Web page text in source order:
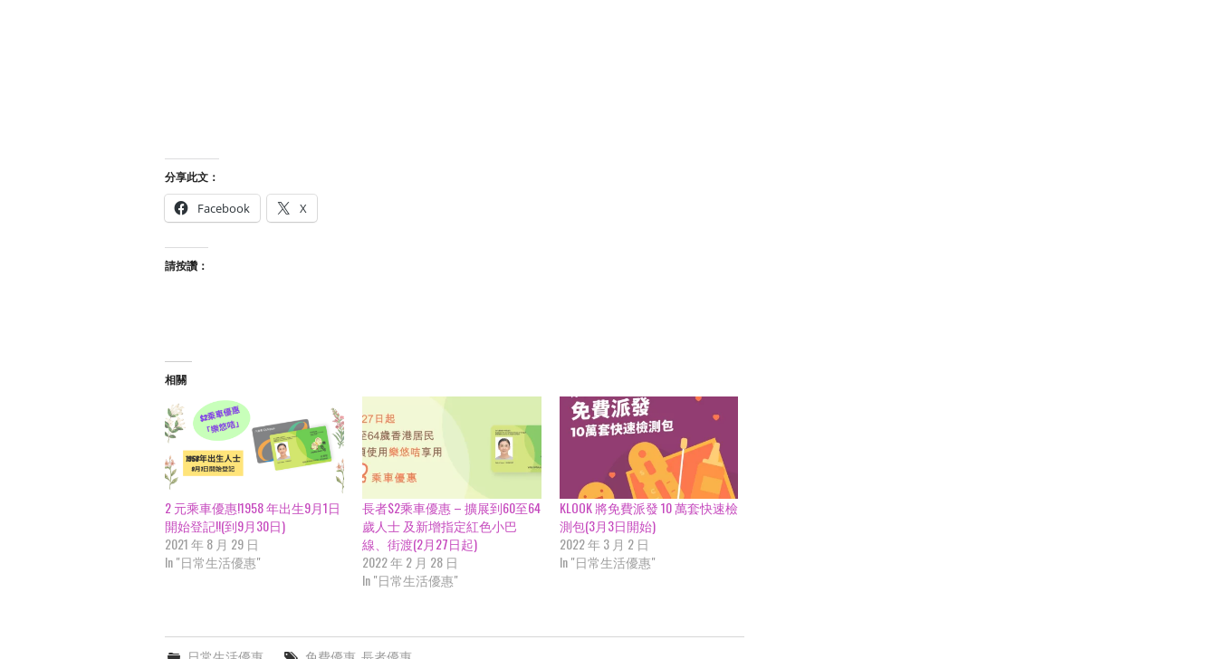
分享此文：
Facebook X
請按讚：
相關
2 元乘車優惠!1958 年出生9月1日
開始登記!!(到9月30日)
2021 年 8 月 29 日
In "日常生活優惠"
長者$2乘車優惠 – 擴展到60至64
歲人士 及新增指定紅色小巴
線、街渡(2月27日起)
2022 年 2 月 28 日
In "日常生活優惠"
KLOOK 將免費派發 10 萬套快速檢
測包(3月3日開始)
2022 年 3 月 2 日
In "日常生活優惠"